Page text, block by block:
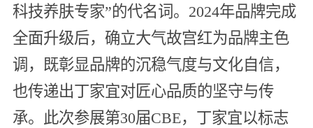
科技养肤专家”的代名词。2024年品牌完成
全面升级后，确立大气故宫红为品牌主色
调，既彰显品牌的沉稳气度与文化自信，
也传递出丁家宜对匠心品质的坚守与传
承。此次参展第30届CBE，丁家宜以标志